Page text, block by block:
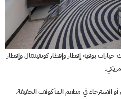
بوفيه إفطار وإفطار كونتيننتال وإفطار
أو الاسترخاء في مطعم المأكولات الخفيفة.